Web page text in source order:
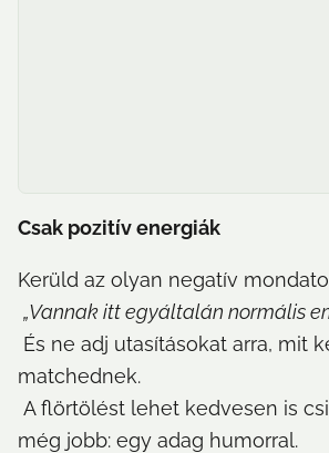
Csak pozitív energiák
Kerüld az olyan negatív
„Vannak itt egyáltalán normális
matchednek.
még jobb: egy adag humorral.